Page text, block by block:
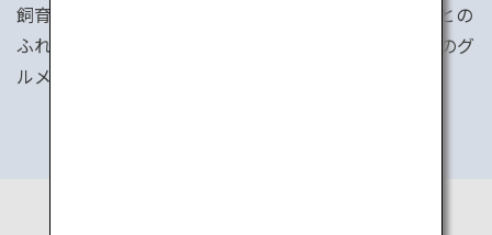
飼育している神戸市立六甲山牧場は、人と動物と自然との
ふれあいの場。新鮮な牛乳やBBQなど、牧場ならではのグ
ルメも楽しめます。